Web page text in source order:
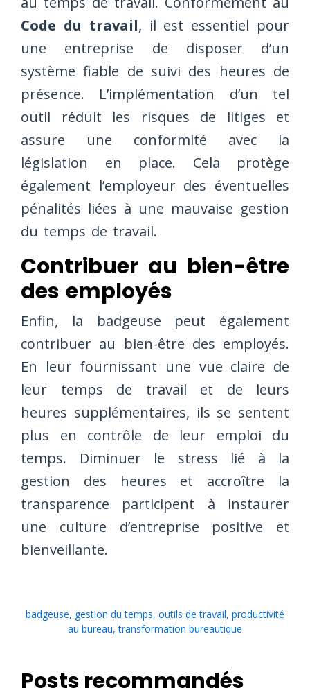
Code du travail, il est essentiel pour
une entreprise de disposer d’un
système fiable de suivi des heures de
présence. L’implémentation d’un tel
outil réduit les risques de litiges et
assure une conformité avec la
législation en place. Cela protège
également l’employeur des éventuelles
pénalités liées à une mauvaise gestion
du temps de travail.
Contribuer au bien-être
des employés
Enfin, la badgeuse peut également
contribuer au bien-être des employés.
En leur fournissant une vue claire de
leur temps de travail et de leurs
heures supplémentaires, ils se sentent
plus en contrôle de leur emploi du
temps. Diminuer le stress lié à la
gestion des heures et accroître la
transparence participent à instaurer
une culture d’entreprise positive et
bienveillante.
badgeuse, gestion du temps, outils de travail, productivité
au bureau,transformation bureautique
Posts recommandés